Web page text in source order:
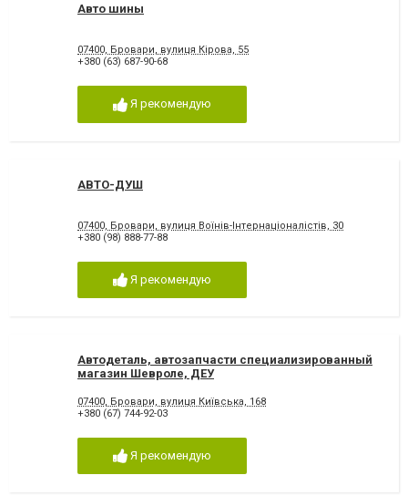
Авто шины
07400, Бровари, вулиця Кірова, 55
+380 (63) 687-90-68
Я рекомендую
АВТО-ДУШ
07400, Бровари, вулиця Воїнів-Інтернаціоналістів, 30
+380 (98) 888-77-88
Я рекомендую
Автодеталь, автозапчасти специализированный
магазин Шевроле, ДЕУ
07400, Бровари, вулиця Київська, 168
+380 (67) 744-92-03
Я рекомендую